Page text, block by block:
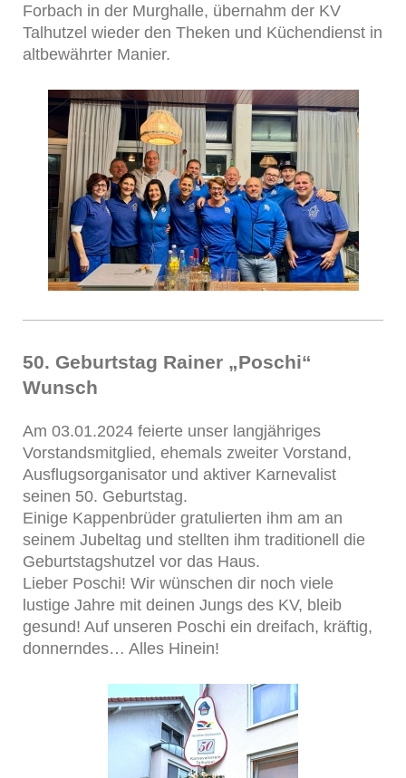
Forbach in der Murghalle, übernahm der KV
Talhutzel wieder den Theken und Küchendienst in
altbewährter Manier.
50. Geburtstag Rainer „Poschi“
Wunsch
Am 03.01.2024 feierte unser langjähriges
Vorstandsmitglied, ehemals zweiter Vorstand,
Ausflugsorganisator und aktiver Karnevalist
seinen 50. Geburtstag.
Einige Kappenbrüder gratulierten ihm am an
seinem Jubeltag und stellten ihm traditionell die
Geburtstagshutzel vor das Haus.
Lieber Poschi! Wir wünschen dir noch viele
lustige Jahre mit deinen Jungs des KV, bleib
gesund! Auf unseren Poschi ein dreifach, kräftig,
donnerndes… Alles Hinein!